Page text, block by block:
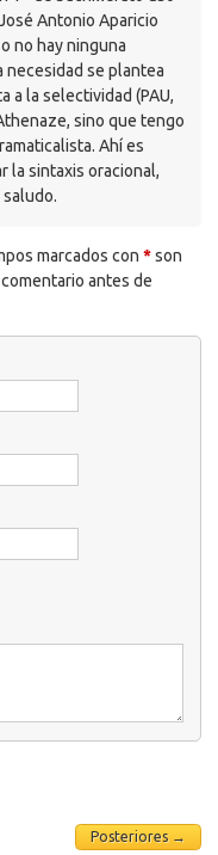
Antonio Aparicio
no hay ninguna
necesidad se plantea
a la selectividad (PAU,
sino que tengo
Ahí es
la sintaxis oracional,
marcados con *son
antes de
Posteriores →